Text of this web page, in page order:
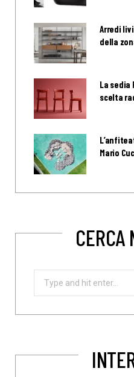
Arredi
della
La sedia
scelta
Mario
CERCA
Search